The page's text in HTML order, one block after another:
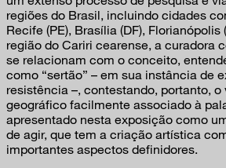
regiões do Brasil, incluindo cidades
Recife (PE), Brasília (DF), Florianópolis
região do Cariri cearense, a curadora
se relacionam com o conceito,
como “sertão” – em sua instância de
resistência –, contestando, portanto,
geográfico facilmente associado à
apresentado nesta exposição como
de agir, que tem a criação artística
importantes aspectos definidores.